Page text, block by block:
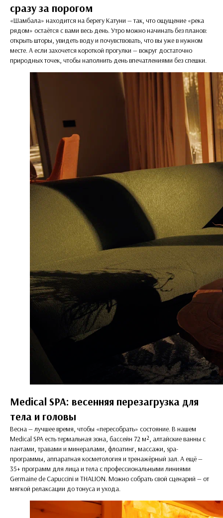
сразу за порогом
«Шамбала» находится на берегу Катуни — так, что ощущение «река
рядом» остаётся с вами весь день. Утро можно начинать без планов:
открыть шторы, увидеть воду и почувствовать, что вы уже в нужном
месте. А если захочется короткой прогулки — вокруг достаточно
природных точек, чтобы наполнить день впечатлениями без спешки.
Medical SPA: весенняя перезагрузка для
тела и головы
Весна — лучшее время, чтобы «пересобрать» состояние. В нашем
Medical SPA есть термальная зона, бассейн 72 м², алтайские ванны с
пантами, травами и минералами, флоатинг, массажи, spa-
программы, аппаратная косметология и тренажёрный зал. А ещё —
35+ программ для лица и тела с профессиональными линиями
Germaine de Capuccini и THALION. Можно собрать свой сценарий — от
мягкой релаксации до тонуса и ухода.